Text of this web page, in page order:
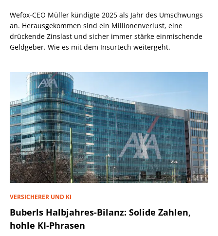
Wefox-CEO Müller kündigte 2025 als Jahr des Umschwungs
an. Herausgekommen sind ein Millionenverlust, eine
drückende Zinslast und sicher immer stärke einmischende
Geldgeber. Wie es mit dem Insurtech weitergeht.
VERSICHERER UND KI
Buberls Halbjahres-Bilanz: Solide Zahlen,
hohle KI-Phrasen